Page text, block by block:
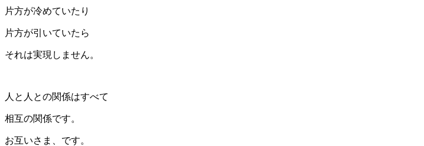
片方が冷めていたり
片方が引いていたら
それは実現しません。
人と人との関係はすべて
相互の関係です。
お互いさま、です。